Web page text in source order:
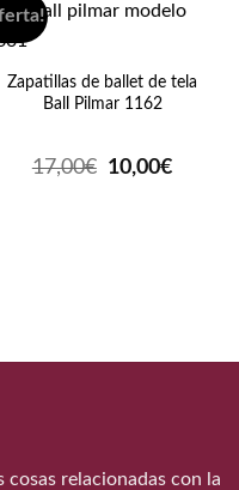
Zapatillas de ballet de tela
Ball Pilmar 1162
17,00€ El
10,00€El
cosas relacionadas con la